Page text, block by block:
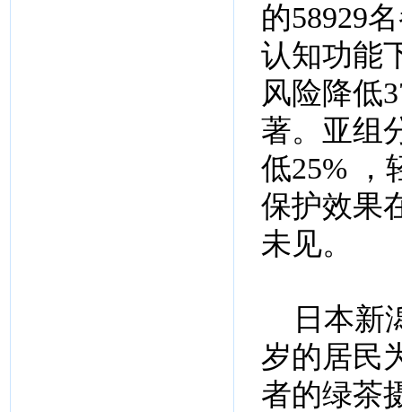
的58929
认知功能
风险降低
著。亚组
低25% ，
保护效果
未见。
日本新
岁的居民
者的绿茶